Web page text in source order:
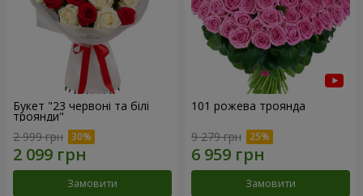
Букет "23 червоні та білі
троянди"
2 999 грн
Замовити
101 рожева троянда
9 279 грн
Замовити